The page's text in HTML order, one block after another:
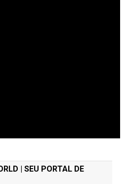
World
| SEU PORTAL DE